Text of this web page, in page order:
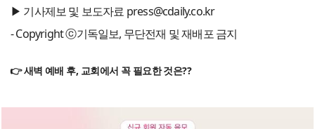
▶ 기사제보 및 보도자료 press@cdaily.co.kr
- Copyright ⓒ기독일보, 무단전재 및 재배포 금지
👉 새벽 예배 후, 교회에서 꼭 필요한 것은??